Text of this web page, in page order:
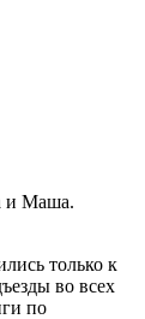
и Маша.
только к
во всех
по